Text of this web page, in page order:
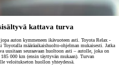
kattava turva
auton kymmeneen ikävuoteen asti. Toyota Relax -
määräaikaishuolto-ohjelman mukaisesti. Jatka
uusitaan seuraavaan huoltoon asti – autolle, joka on
000 km (ensin täyttyvän mukaan). Turvan
veloitukseton huollon yhteydessä.